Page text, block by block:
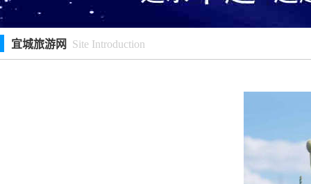
宜城旅游网 Site Introduction